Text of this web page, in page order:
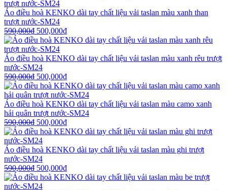
Áo điều hoà KENKO dài tay chất liệu vải taslan màu xanh than
trượt nước-SM24
590,000₫ 500,000₫
Áo điều hoà KENKO dài tay chất liệu vải taslan màu xanh rêu trượt
nước-SM24
590,000₫ 500,000₫
Áo điều hoà KENKO dài tay chất liệu vải taslan màu camo xanh
hải quân trượt nước-SM24
590,000₫ 500,000₫
Áo điều hoà KENKO dài tay chất liệu vải taslan màu ghi trượt
nước-SM24
590,000₫ 500,000₫